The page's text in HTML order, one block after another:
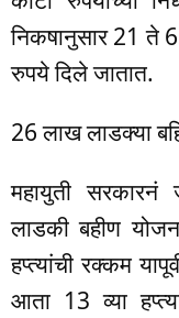
निकषानुसार 21 ते
रुपये दिले जातात.
26 लाख लाडक्या
महायुती
लाडकी बहीण
हप्त्यांची रक्कम
आता 13 व्या